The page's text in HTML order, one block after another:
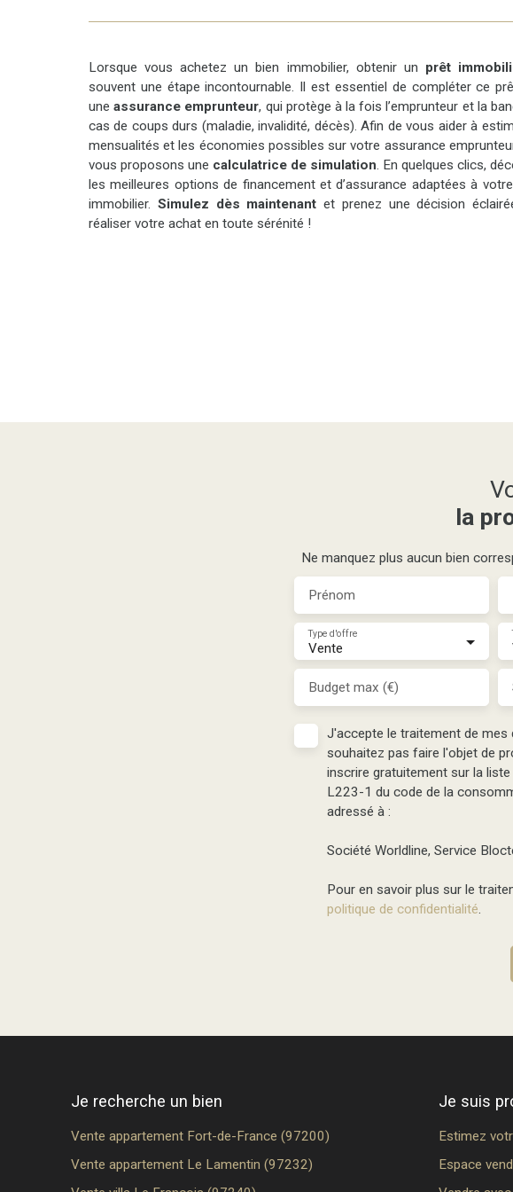
nombreuses places de stationnement - accès direct
Lucie (selon conditions de visibilité) - environnement
calme et résidentiel. Une localisation privilégiée : à
quelques minutes des restaurants, écoles et
commerces, la propriété combine tranquillité et
accessibilité. Une propriété rare sur le marché,
pouvant convenir en résidence principale, secondaire
ou pour un projet de location saisonnière. Contactez-
nous dès maintenant pour obtenir davantage
d’informations sur ce bien.
Lorsque vous achetez un bien immobilier, obtenir un prêt
souvent une étape incontournable. Il est essentiel de compléter ce
uneassurance emprunteur, qui protège à la fois l’emprunteur et la
cas de coups durs (maladie, invalidité, décès). Afin de vous aider à
mensualités et les économies possibles sur votre assurance
vous proposons une calculatrice de simulation. En quelques clics,
les meilleures options de financement et d’assurance adaptées à
immobilier. Simulez dès maintenant et prenez une décision
réaliser votre achat en toute sérénité !
la
Ne manquez plus aucun bien
Prénom
Vente
Type d'offre
Budget max (€)
J'accepte le traitement de mes
souhaitez pas faire l'objet de
inscrire gratuitement sur la
L223-1 du code de la
adressé à :
Société Worldline, Service
Pour en savoir plus sur le
politique de confidentialité.
Je recherche un bien
Vente appartement Fort-de-France (97200)
Vente appartement Le Lamentin (97232)
Je suis
Estimez
Espace